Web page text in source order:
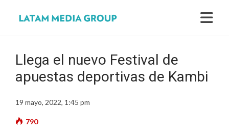
Llega el nuevo Festival de
apuestas deportivas de Kambi
19 mayo, 2022, 1:45 pm
790